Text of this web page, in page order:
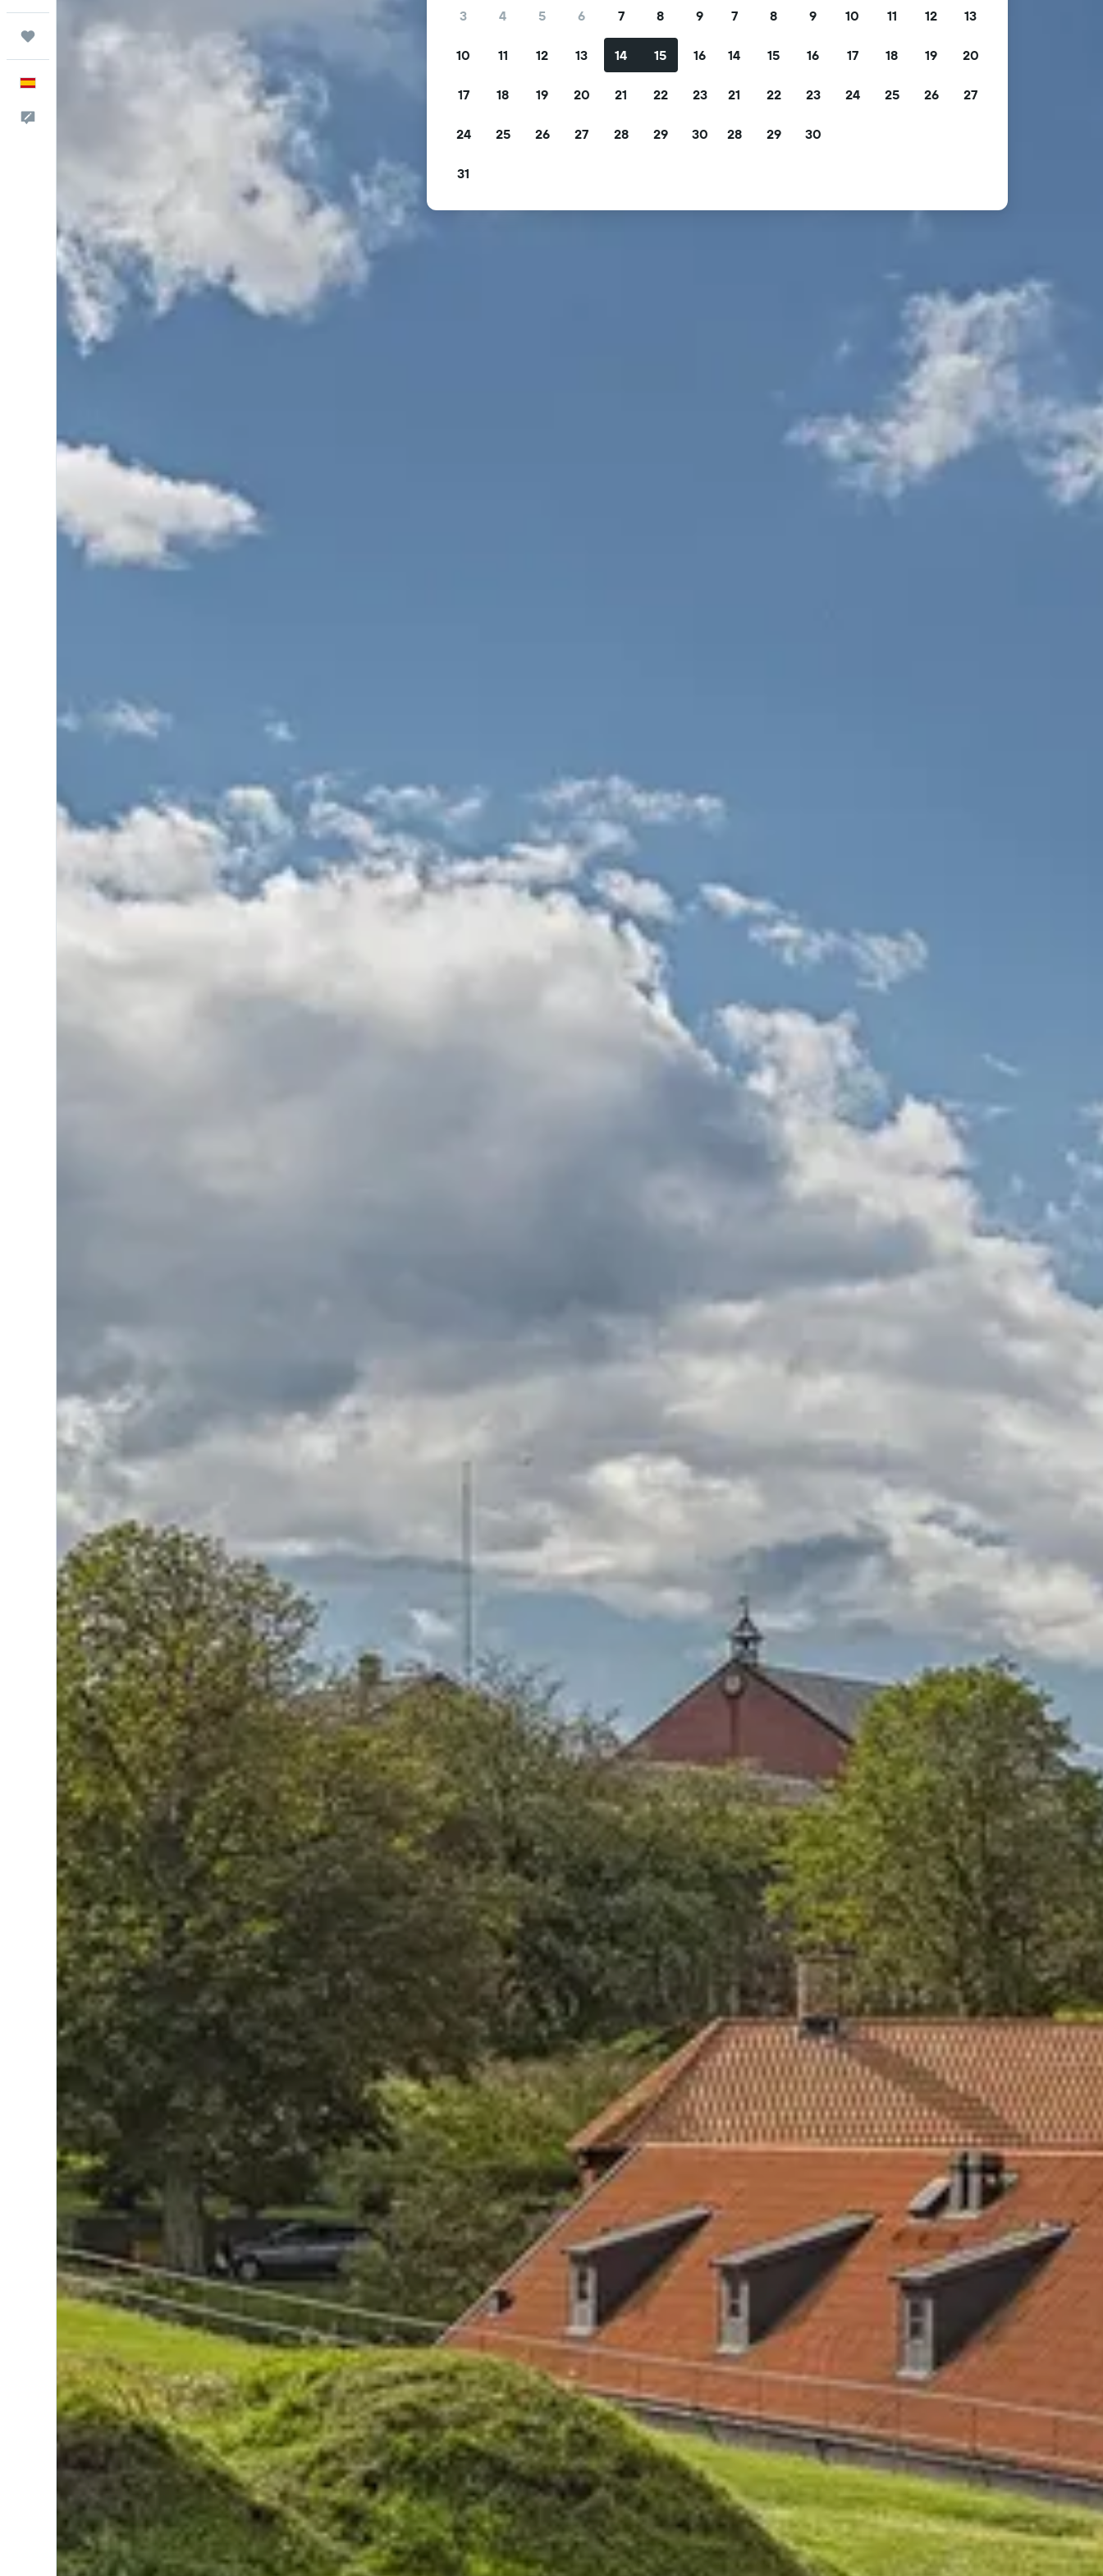
3 4 5 6 7 8 9
10 11 12 13 14 15 16
17 18 19 20 21 22 23
24 25 26 27 28 29 30
31
7 8 9 10 11 12 13
14 15 16 17 18 19 20
21 22 23 24 25 26 27
28 29 30